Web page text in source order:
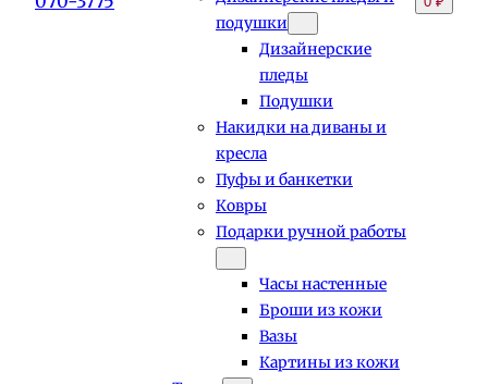
подушки
Дизайнерские
пледы
Подушки
Накидки на диваны и
кресла
Пуфы и банкетки
Ковры
Подарки ручной работы
Часы настенные
Броши из кожи
Вазы
Картины из кожи